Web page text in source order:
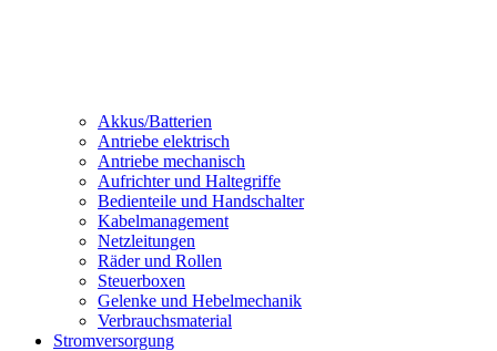
Akkus/Batterien
Antriebe elektrisch
Antriebe mechanisch
Aufrichter und Haltegriffe
Bedienteile und Handschalter
Kabelmanagement
Netzleitungen
Räder und Rollen
Steuerboxen
Gelenke und Hebelmechanik
Verbrauchsmaterial
Stromversorgung